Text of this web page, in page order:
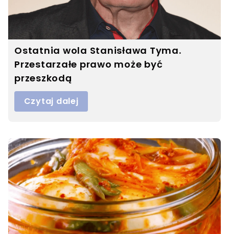
Ostatnia wola Stanisława Tyma.
Przestarzałe prawo może być
przeszkodą
Czytaj dalej